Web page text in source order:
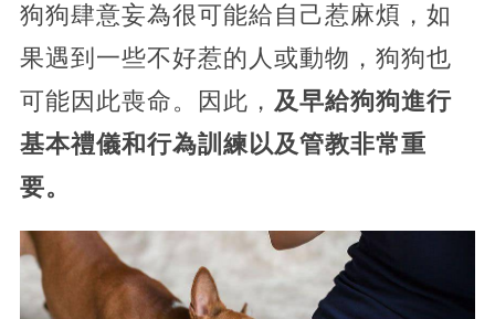
狗狗肆意妄為很可能給自己惹麻煩，如
果遇到一些不好惹的人或動物，狗狗也
可能因此喪命。因此， 及早給狗狗進行
基本禮儀和行為訓練以及管教非常重
要。